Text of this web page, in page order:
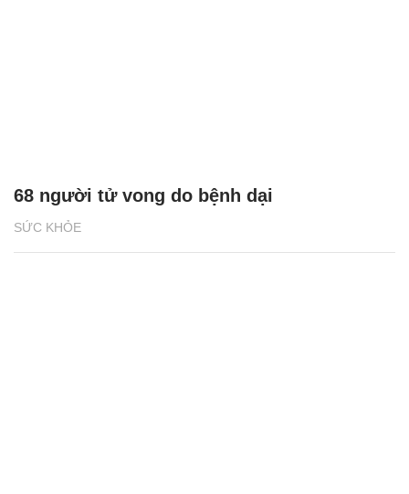
SỨC KHỎE
68 người tử vong do bệnh dại